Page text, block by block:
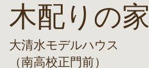
木配りの家
大清水モデルハウス
（南高校正門前）